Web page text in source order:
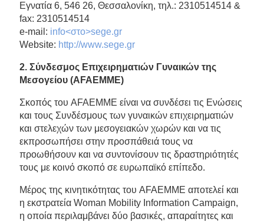
Εγνατία 6, 546 26, Θεσσαλονίκη, τηλ.: 2310514514 &
fax: 2310514514
e-mail: info<στο>sege.gr
Website: http://www.sege.gr
2. Σύνδεσμος Επιχειρηματιών Γυναικών της
Μεσογείου (AFAEMME)
Σκοπός του AFAEMME είναι να συνδέσει τις Ενώσεις
και τους Συνδέσμους των γυναικών επιχειρηματιών
και στελεχών των μεσογειακών χωρών και να τις
εκπροσωπήσει στην προσπάθειά τους να
προωθήσουν και να συντονίσουν τις δραστηριότητές
τους με κοινό σκοπό σε ευρωπαϊκό επίπεδο.
Μέρος της κινητικότητας του AFAEMME αποτελεί και
η εκστρατεία Woman Mobility Information Campaign,
η οποία περιλαμβάνει δύο βασικές, απαραίτητες και